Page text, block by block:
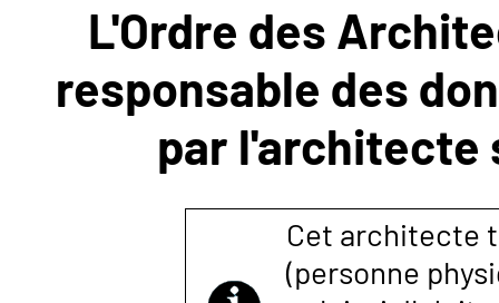
ANNEXE 4 CODT
CONTACTER
L'Ordre des
responsable des
par l'architecte
Cet architecte
(personne